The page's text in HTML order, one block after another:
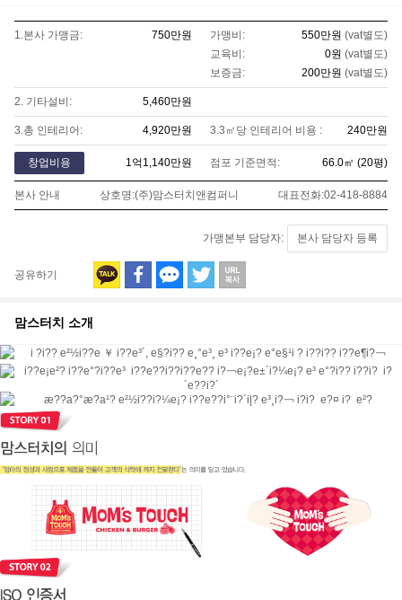
1.본사 가맹금: 750만원 가맹비: 550만원 (vat별도)
교육비:
0원 (vat별도)
보증금:
200만원 (vat별도)
2. 기타설비: 5,460만원
3.총 인테리어: 4,920만원 3.3㎡당 인테리어 비용 : 240만원
창업비용 1억1,140만원 점포 기준면적: 66.0㎡ (20평)
본사 안내 상호명:(주)맘스터치앤컴퍼니 대표전화:02-418-8884
가맹본부 담당자: 본사 담당자 등록
공유하기
맘스터치 소개